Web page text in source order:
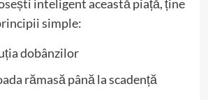
inteligent această piață, ține
simple:
dobânzilor
rămasă până la scadență